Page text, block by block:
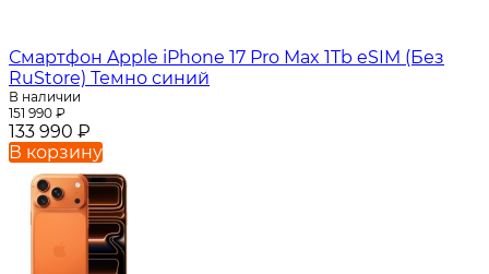
Смартфон Apple iPhone 17 Pro Max 1Tb eSIM (Без
RuStore) Темно синий
В наличии
151 990 ₽
133 990 ₽
В корзину